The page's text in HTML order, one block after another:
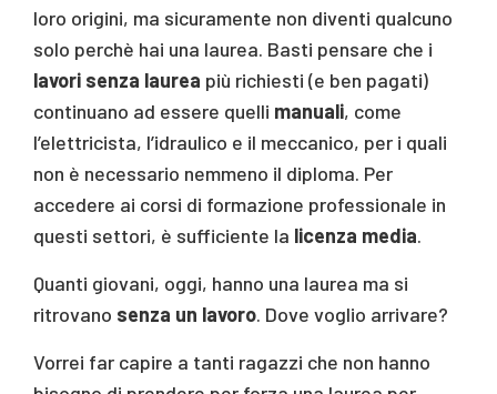
loro origini, ma sicuramente non diventi qualcuno
solo perchè hai una laurea. Basti pensare che i
lavori senza laurea più richiesti (e ben pagati)
continuano ad essere quelli manuali, come
l’elettricista, l’idraulico e il meccanico, per i quali
non è necessario nemmeno il diploma. Per
accedere ai corsi di formazione professionale in
questi settori, è sufficiente la licenza media.
Quanti giovani, oggi, hanno una laurea ma si
ritrovano senza un lavoro. Dove voglio arrivare?
Vorrei far capire a tanti ragazzi che non hanno